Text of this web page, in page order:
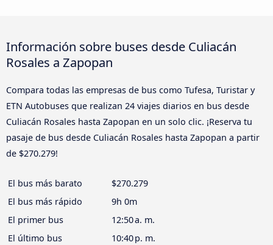
Información sobre buses desde Culiacán
Rosales a Zapopan
Compara todas las empresas de bus como Tufesa, Turistar y
ETN Autobuses que realizan 24 viajes diarios en bus desde
Culiacán Rosales hasta Zapopan en un solo clic. ¡Reserva tu
pasaje de bus desde Culiacán Rosales hasta Zapopan a partir
de $270.279!
El bus más barato
$270.279
El bus más rápido
9h 0m
El primer bus
12:50 a. m.
El último bus
10:40 p. m.